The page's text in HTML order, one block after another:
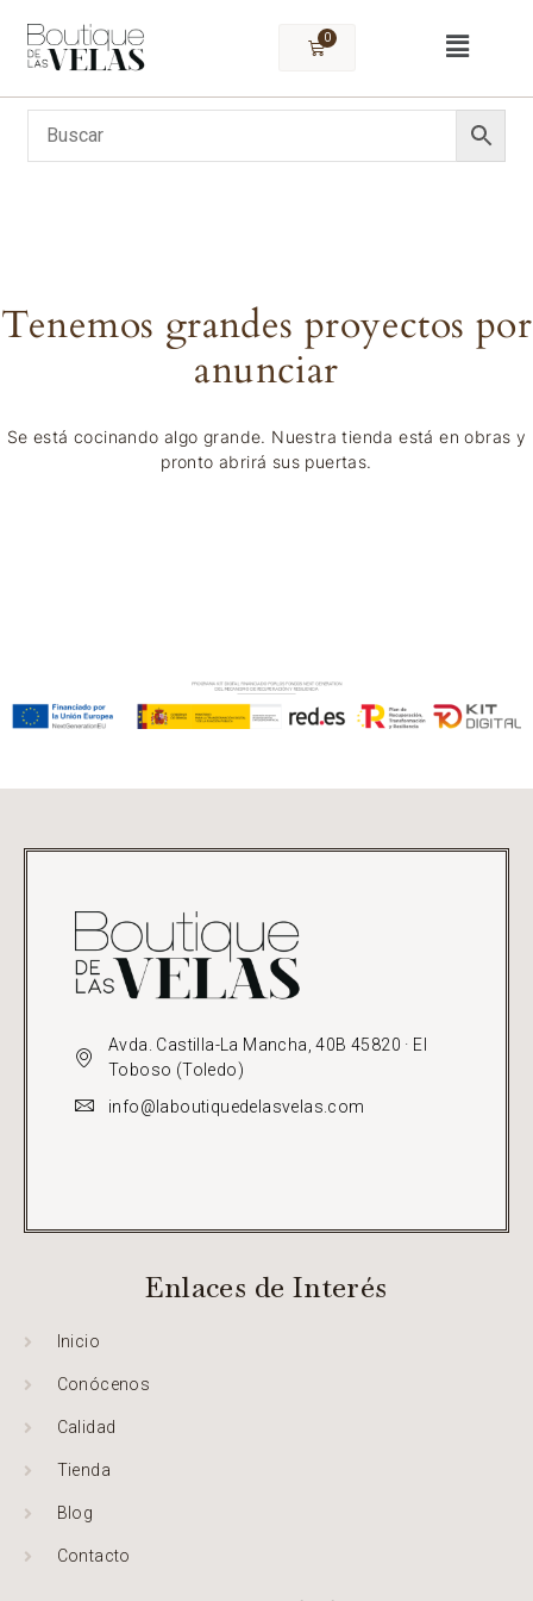
0
Tenemos grandes proyectos por
anunciar
Se está cocinando algo grande. Nuestra tienda está en obras y
pronto abrirá sus puertas.
Avda. Castilla-La Mancha, 40B 45820 · El
Toboso (Toledo)
info@laboutiquedelasvelas.com
Enlaces de Interés
Inicio
Conócenos
Calidad
Tienda
Blog
Contacto